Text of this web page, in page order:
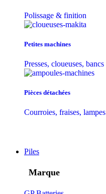
Polissage & finition
Petites machines
Presses, cloueuses, bancs
Pièces détachées
Courroies, fraises, lampes
Piles
Marque